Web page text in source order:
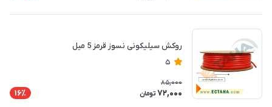
روکش سیلیکونی نسوز قرمز 5 میل
5
85,000
72,000 تومان 16٪